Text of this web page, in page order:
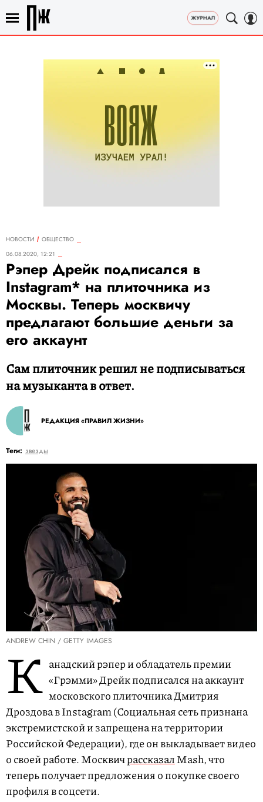
НОВОСТИ
ОБЩЕСТВО
06.08.2020, 12:21
Рэпер Дрейк подписался в
Instagram* на плиточника из
Москвы. Теперь москвичу
предлагают большие деньги за
его аккаунт
Сам плиточник решил не подписываться
на музыканта в ответ.
РЕДАКЦИЯ «ПРАВИЛ ЖИЗНИ»
Теги: звезды
ANDREW CHIN / GETTY IMAGES
К анадский рэпер и обладатель премии
«Грэмми» Дрейк подписался на аккаунт
московского плиточника Дмитрия
Дроздова в Instagram (Социальная сеть признана
экстремистской и запрещена на территории
Российской Федерации), где он выкладывает видео
о своей работе. МосквичрассказалMash, что
теперь получает предложения о покупке своего
профиля в соцсети.